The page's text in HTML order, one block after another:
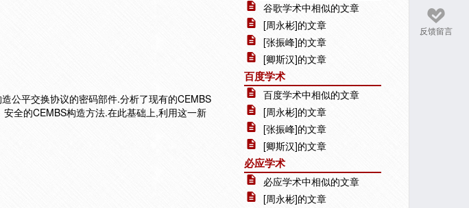
反馈留言
公平交换协议的密码部件.分析了现有的CEMBS
全的CEMBS构造方法.在此基础上,利用这一新
谷歌学术中相似的文章
[周永彬]的文章
[张振峰]的文章
[卿斯汉]的文章
百度学术
百度学术中相似的文章
[周永彬]的文章
[张振峰]的文章
[卿斯汉]的文章
必应学术
必应学术中相似的文章
[周永彬]的文章